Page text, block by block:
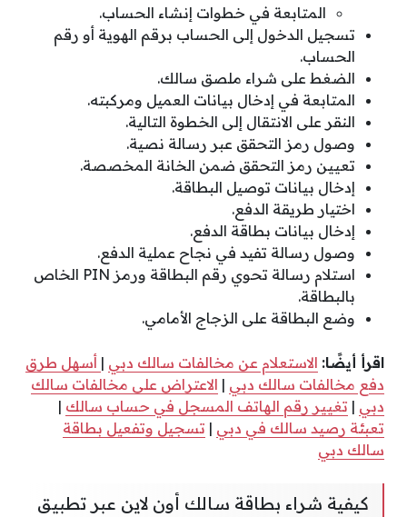
المتابعة في خطوات إنشاء الحساب.
تسجيل الدخول إلى الحساب برقم الهوية أو رقم
الحساب.
الضغط على شراء ملصق سالك.
المتابعة في إدخال بيانات العميل ومركبته.
النقر على الانتقال إلى الخطوة التالية.
وصول رمز التحقق عبر رسالة نصية.
تعيين رمز التحقق ضمن الخانة المخصصة.
إدخال بيانات توصيل البطاقة.
اختيار طريقة الدفع.
إدخال بيانات بطاقة الدفع.
وصول رسالة تفيد في نجاح عملية الدفع.
استلام رسالة تحوي رقم البطاقة ورمز PIN الخاص
بالبطاقة.
وضع البطاقة على الزجاج الأمامي.
اقرأ أيضًا: الاستعلام عن مخالفات سالك دبي | أسهل طرق
دفع مخالفات سالك دبي | الاعتراض على مخالفات سالك
دبي | تغيير رقم الهاتف المسجل في حساب سالك |
تعبئة رصيد سالك في دبي | تسجيل وتفعيل بطاقة
سالك دبي
كيفية شراء بطاقة سالك أون لاين عبر تطبيق